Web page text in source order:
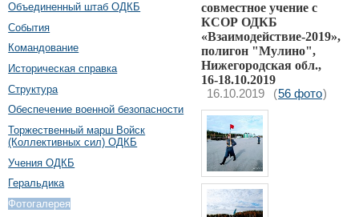
Объединенный штаб ОДКБ
События
Командование
Историческая справка
Структура
Обеспечение военной безопасности
Торжественный марш Войск
(Коллективных сил) ОДКБ
Учения ОДКБ
Геральдика
Фотогалерея
совместное учение с
КСОР ОДКБ
«Взаимодействие-2019»,
полигон "Мулино",
Нижегородская обл.,
16-18.10.2019
16.10.2019 (56 фото)